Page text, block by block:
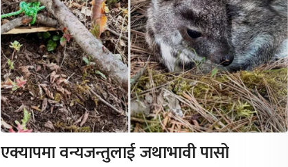
एक्यापमा वन्यजन्तुलाई जथाभावी पासो